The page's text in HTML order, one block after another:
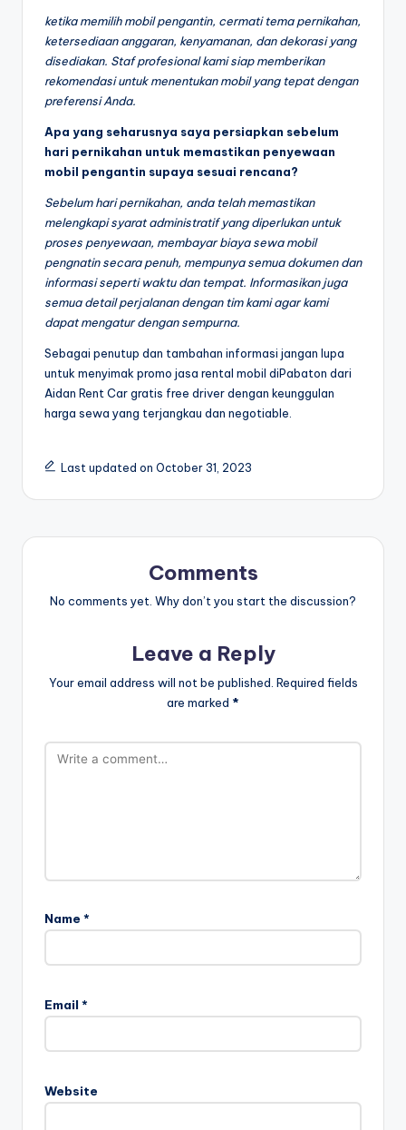
ketika memilih mobil pengantin, cermati tema pernikahan,
ketersediaan anggaran, kenyamanan, dan dekorasi yang
disediakan. Staf profesional kami siap memberikan
rekomendasi untuk menentukan mobil yang tepat dengan
preferensi Anda.
Apa yang seharusnya saya persiapkan sebelum
hari pernikahan untuk memastikan penyewaan
mobil pengantin supaya sesuai rencana?
Sebelum hari pernikahan, anda telah memastikan
melengkapi syarat administratif yang diperlukan untuk
proses penyewaan, membayar biaya sewa mobil
pengnatin secara penuh, mempunya semua dokumen dan
informasi seperti waktu dan tempat. Informasikan juga
semua detail perjalanan dengan tim kami agar kami
dapat mengatur dengan sempurna.
Sebagai penutup dan tambahan informasi jangan lupa
untuk menyimak promo jasa rental mobil diPabaton dari
Aidan Rent Car gratis free driver dengan keunggulan
harga sewa yang terjangkau dan negotiable.
Last updated on October 31, 2023
Comments
No comments yet. Why don’t you start the discussion?
Leave a Reply
Your email address will not be published. Required fields
are marked *
Name *
Email *
Website